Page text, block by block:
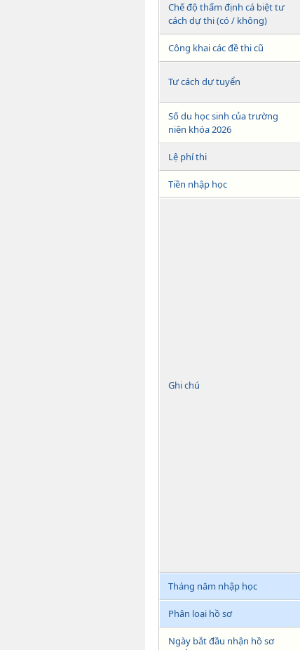
Chế độ thẩm định cá biệt tư
cách dự thi (có / không)
Công khai các đề thi cũ
Tư cách dự tuyển
Số du học sinh của trường
niên khóa 2026
Lệ phí thi
Tiền nhập học
Ghi chú
Tháng năm nhập học
Phân loại hồ sơ
Ngày bắt đầu nhận hồ sơ